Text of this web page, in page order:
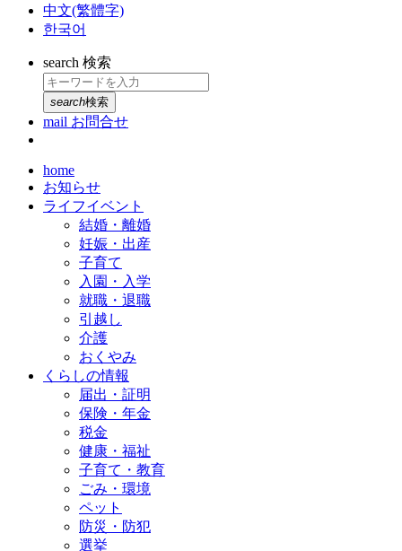
中文(繁體字)
한국어
search 検索
search検索
mail お問合せ
home
お知らせ
ライフイベント
結婚・離婚
妊娠・出産
子育て
入園・入学
就職・退職
引越し
介護
おくやみ
くらしの情報
届出・証明
保険・年金
税金
健康・福祉
子育て・教育
ごみ・環境
ペット
防災・防犯
選挙